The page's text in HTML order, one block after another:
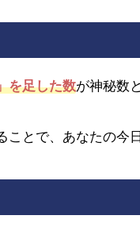
を足した数が神秘数
ことで、あなたの今